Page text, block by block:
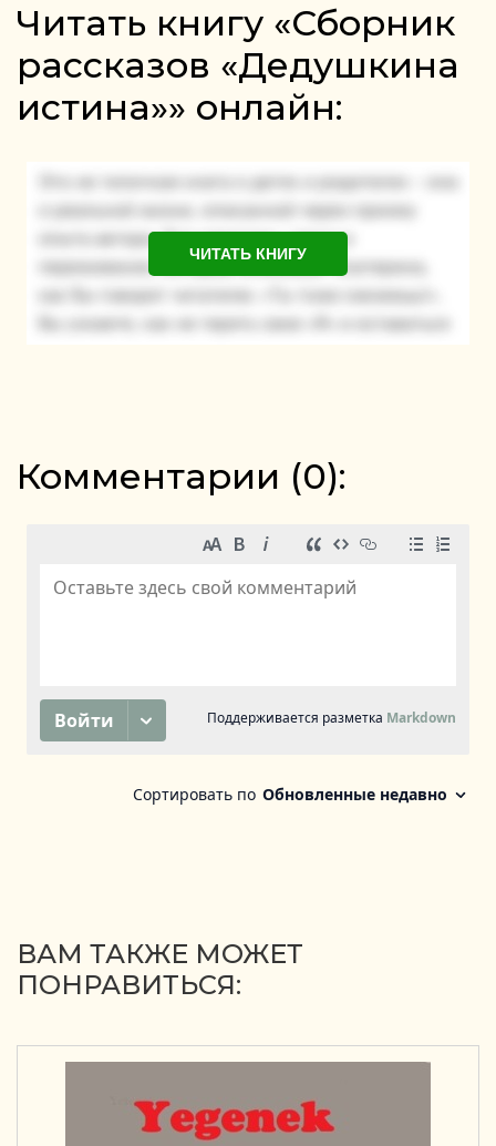
Читать книгу «Сборник
рассказов «Дедушкина
истина»» онлайн:
ЧИТАТЬ КНИГУ
Комментарии (0):
ВАМ ТАКЖЕ МОЖЕТ
ПОНРАВИТЬСЯ: